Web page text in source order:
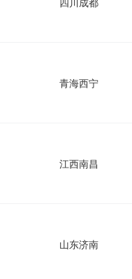
青海西宁
江西南昌
山东济南